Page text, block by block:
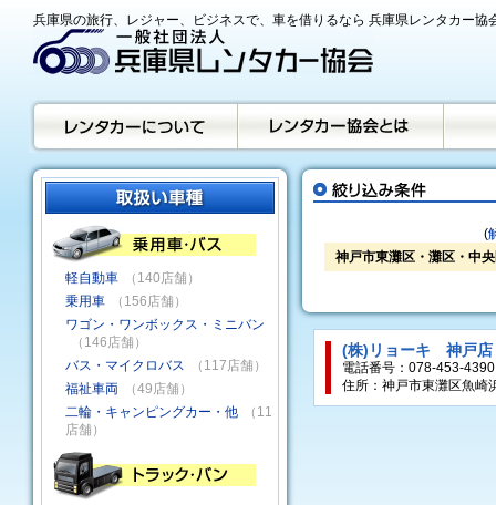
兵庫県の旅行、レジャー、ビジネスで、車を借りるなら 兵庫県レンタカー協
(
神戸市東灘区・灘区・中
軽自動車
（140店舗）
乗用車
（156店舗）
ワゴン・ワンボックス・ミニバン
（146店舗）
バス・マイクロバス
（117店舗）
福祉車両
（49店舗）
二輪・キャンピングカー・他
（11
店舗）
(株)リョーキ 神戸店
電話番号：078-453-4390
住所：神戸市東灘区魚崎